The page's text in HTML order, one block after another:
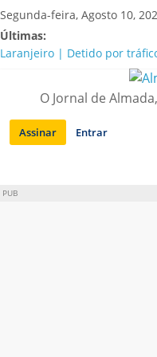
Saltar
para
conteúdo
Segunda-feira, Agosto 10,
Últimas:
Laranjeiro | Detido por
A “crise” da água em
Costa da Caparica | Polícia
irregularidades em
APA diz que falta de água
O Jornal de
Assinar Entrar
PUB